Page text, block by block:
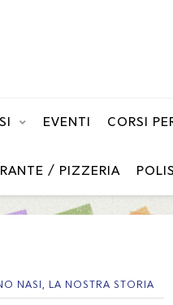
EVENTI CORSI
/ PIZZERIA
NASI, LA NOSTRA STORIA